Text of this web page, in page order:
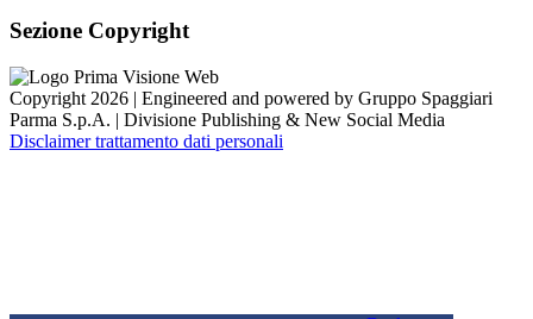
Sezione Copyright
Copyright 2026 | Engineered and powered by Gruppo Spaggiari
Parma S.p.A. | Divisione Publishing & New Social Media
Disclaimer trattamento dati personali